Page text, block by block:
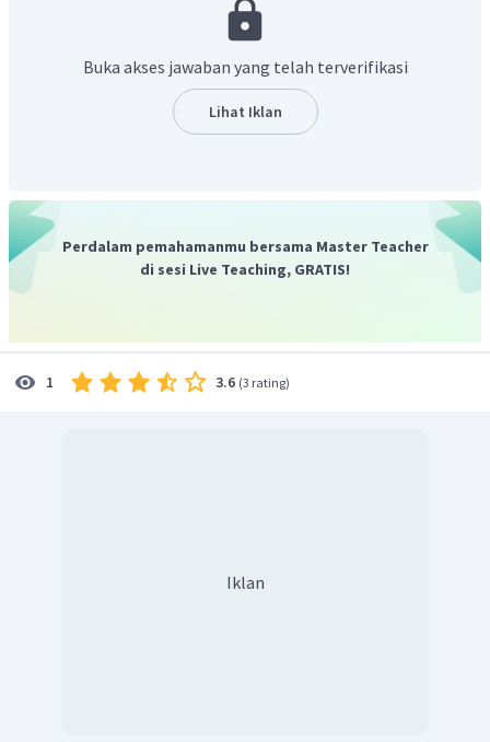
Buka akses jawaban yang telah terverifikasi
Lihat Iklan
Perdalam pemahamanmu bersama Master Teacher
di sesi Live Teaching, GRATIS!
1 3.6 (3 rating)
Iklan